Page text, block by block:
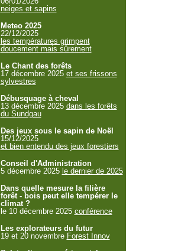
neiges et sapins
Meteo 2025
22/12/2025
les températures grimpent
doucement mais sûrement
Le Chant des forêts
17 décembre 2025 et ses frissons
sylvestres
Débusquage à cheval
13 décembre 2025 dans les forêts
du Sundgau
Des jeux sous le sapin de Noël
15/12/2025
et bien entendu des jeux forestiers
Conseil d'Administration
5 décembre 2025 le dernier de 2025
Dans quelle mesure la filière
forêt - bois peut elle tempérer le
climat ?
le 10 décembre 2025 conférence
Les explorateurs du futur
19 et 20 novembre Forest Innov